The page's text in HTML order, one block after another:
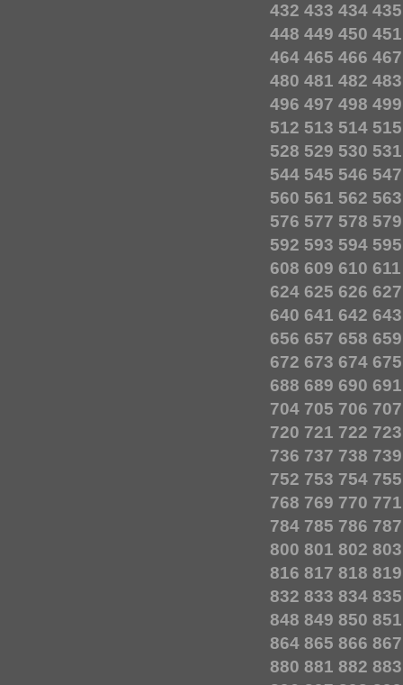
432 433 434 435
448 449 450 451
464 465 466 467
480 481 482 483
496 497 498 499
512 513 514 515
528 529 530 531
544 545 546 547
560 561 562 563
576 577 578 579
592 593 594 595
608 609 610 611
624 625 626 627
640 641 642 643
656 657 658 659
672 673 674 675
688 689 690 691
704 705 706 707
720 721 722 723
736 737 738 739
752 753 754 755
768 769 770 771
784 785 786 787
800 801 802 803
816 817 818 819
832 833 834 835
848 849 850 851
864 865 866 867
880 881 882 883